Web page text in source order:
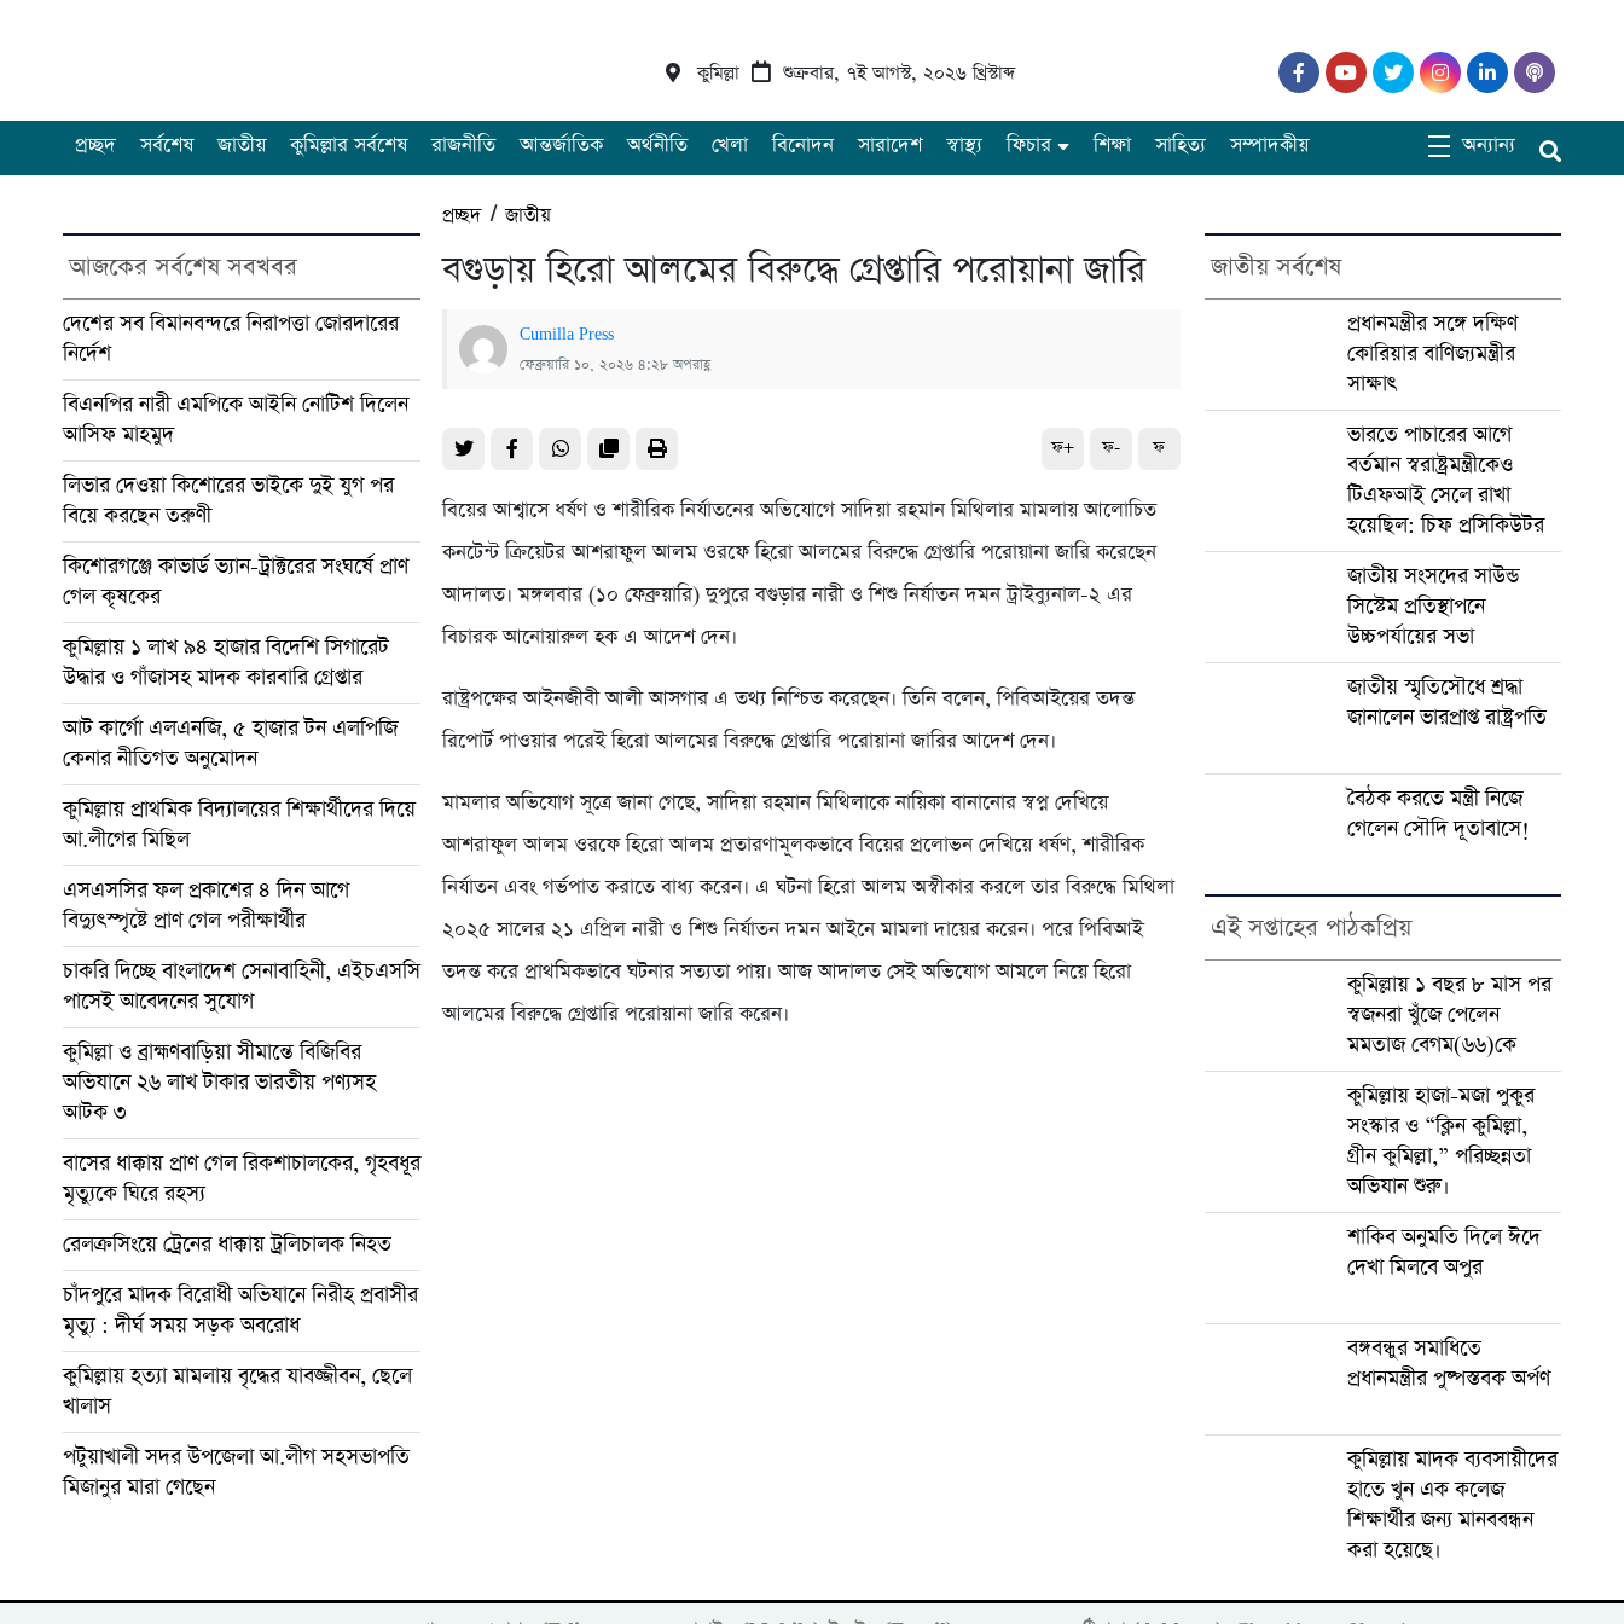
কুমিল্লা শুক্রবার, ৭ই আগস্ট, ২০২৬ খ্রিস্টাব্দ
প্রচ্ছদ সর্বশেষ জাতীয় কুমিল্লার সর্বশেষ রাজনীতি আন্তর্জাতিক অর্থনীতি খেলা বিনোদন সারাদেশ স্বাস্থ্য ফিচার শিক্ষা সাহিত্য সম্পাদকীয় অন্যান্য
আজকের সর্বশেষ সবখবর
দেশের সব বিমানবন্দরে নিরাপত্তা জোরদারের
নির্দেশ
বিএনপির নারী এমপিকে আইনি নোটিশ দিলেন
আসিফ মাহমুদ
লিভার দেওয়া কিশোরের ভাইকে দুই যুগ পর
বিয়ে করছেন তরুণী
কিশোরগঞ্জে কাভার্ড ভ্যান-ট্রাক্টরের সংঘর্ষে প্রাণ
গেল কৃষকের
কুমিল্লায় ১ লাখ ৯৪ হাজার বিদেশি সিগারেট
উদ্ধার ও গাঁজাসহ মাদক কারবারি গ্রেপ্তার
আট কার্গো এলএনজি, ৫ হাজার টন এলপিজি
কেনার নীতিগত অনুমোদন
কুমিল্লায় প্রাথমিক বিদ্যালয়ের শিক্ষার্থীদের দিয়ে
আ.লীগের মিছিল
এসএসসির ফল প্রকাশের ৪ দিন আগে
বিদ্যুৎস্পৃষ্টে প্রাণ গেল পরীক্ষার্থীর
চাকরি দিচ্ছে বাংলাদেশ সেনাবাহিনী, এইচএসসি
পাসেই আবেদনের সুযোগ
কুমিল্লা ও ব্রাহ্মণবাড়িয়া সীমান্তে বিজিবির
অভিযানে ২৬ লাখ টাকার ভারতীয় পণ্যসহ
আটক ৩
বাসের ধাক্কায় প্রাণ গেল রিকশাচালকের, গৃহবধূর
মৃত্যুকে ঘিরে রহস্য
রেলক্রসিংয়ে ট্রেনের ধাক্কায় ট্রলিচালক নিহত
চাঁদপুরে মাদক বিরোধী অভিযানে নিরীহ প্রবাসীর
মৃত্যু : দীর্ঘ সময় সড়ক অবরোধ
কুমিল্লায় হত্যা মামলায় বৃদ্ধের যাবজ্জীবন, ছেলে
খালাস
পটুয়াখালী সদর উপজেলা আ.লীগ সহসভাপতি
মিজানুর মারা গেছেন
প্রচ্ছদ/জাতীয়
বগুড়ায় হিরো আলমের বিরুদ্ধে গ্রেপ্তারি পরোয়ানা জারি
Cumilla Press
ফেব্রুয়ারি ১০, ২০২৬ ৪:২৮ অপরাহ্ণ
ফ+ ফ- ফ
বিয়ের আশ্বাসে ধর্ষণ ও শারীরিক নির্যাতনের অভিযোগে সাদিয়া রহমান মিথিলার মামলায় আলোচিত
কনটেন্ট ক্রিয়েটর আশরাফুল আলম ওরফে হিরো আলমের বিরুদ্ধে গ্রেপ্তারি পরোয়ানা জারি করেছেন
আদালত। মঙ্গলবার (১০ ফেব্রুয়ারি) দুপুরে বগুড়ার নারী ও শিশু নির্যাতন দমন ট্রাইব্যুনাল-২ এর
বিচারক আনোয়ারুল হক এ আদেশ দেন।
রাষ্ট্রপক্ষের আইনজীবী আলী আসগার এ তথ্য নিশ্চিত করেছেন। তিনি বলেন, পিবিআইয়ের তদন্ত
রিপোর্ট পাওয়ার পরেই হিরো আলমের বিরুদ্ধে গ্রেপ্তারি পরোয়ানা জারির আদেশ দেন।
মামলার অভিযোগ সূত্রে জানা গেছে, সাদিয়া রহমান মিথিলাকে নায়িকা বানানোর স্বপ্ন দেখিয়ে
আশরাফুল আলম ওরফে হিরো আলম প্রতারণামূলকভাবে বিয়ের প্রলোভন দেখিয়ে ধর্ষণ, শারীরিক
নির্যাতন এবং গর্ভপাত করাতে বাধ্য করেন। এ ঘটনা হিরো আলম অস্বীকার করলে তার বিরুদ্ধে মিথিলা
২০২৫ সালের ২১ এপ্রিল নারী ও শিশু নির্যাতন দমন আইনে মামলা দায়ের করেন। পরে পিবিআই
তদন্ত করে প্রাথমিকভাবে ঘটনার সত্যতা পায়। আজ আদালত সেই অভিযোগ আমলে নিয়ে হিরো
আলমের বিরুদ্ধে গ্রেপ্তারি পরোয়ানা জারি করেন।
জাতীয় সর্বশেষ
প্রধানমন্ত্রীর সঙ্গে দক্ষিণ
কোরিয়ার বাণিজ্যমন্ত্রীর
সাক্ষাৎ
ভারতে পাচারের আগে
বর্তমান স্বরাষ্ট্রমন্ত্রীকেও
টিএফআই সেলে রাখা
হয়েছিল: চিফ প্রসিকিউটর
জাতীয় সংসদের সাউন্ড
সিস্টেম প্রতিস্থাপনে
উচ্চপর্যায়ের সভা
জাতীয় স্মৃতিসৌধে শ্রদ্ধা
জানালেন ভারপ্রাপ্ত রাষ্ট্রপতি
বৈঠক করতে মন্ত্রী নিজে
গেলেন সৌদি দূতাবাসে!
এই সপ্তাহের পাঠকপ্রিয়
কুমিল্লায় ১ বছর ৮ মাস পর
স্বজনরা খুঁজে পেলেন
মমতাজ বেগম(৬৬)কে
কুমিল্লায় হাজা-মজা পুকুর
সংস্কার ও “ক্লিন কুমিল্লা,
গ্রীন কুমিল্লা,” পরিচ্ছন্নতা
অভিযান শুরু।
শাকিব অনুমতি দিলে ঈদে
দেখা মিলবে অপুর
বঙ্গবন্ধুর সমাধিতে
প্রধানমন্ত্রীর পুষ্পস্তবক অর্পণ
কুমিল্লায় মাদক ব্যবসায়ীদের
হাতে খুন এক কলেজ
শিক্ষার্থীর জন্য মানববন্ধন
করা হয়েছে।